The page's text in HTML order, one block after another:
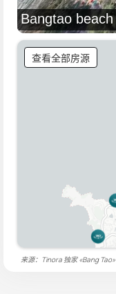
Bangtao
查看全部房源
来源：Tinora 独家 «Bang